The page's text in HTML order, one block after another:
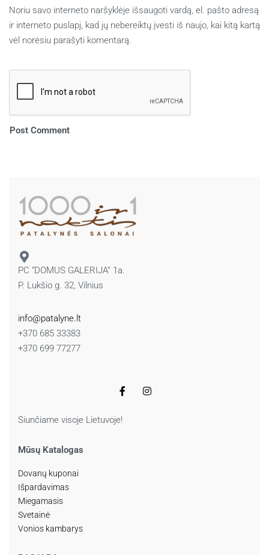
Noriu savo interneto naršyklėje išsaugoti vardą, el. pašto adresą
ir interneto puslapį, kad jų nebereiktų įvesti iš naujo, kai kitą kartą
vėl norėsiu parašyti komentarą.
PC “DOMUS GALERIJA” 1a.
P. Lukšio g. 32, Vilnius
info@patalyne.lt
+370 685 33383
+370 699 77277
Siunčiame visoje Lietuvoje!
Mūsų Katalogas
Dovanų kuponai
Išpardavimas
Miegamasis
Svetainė
Vonios kambarys